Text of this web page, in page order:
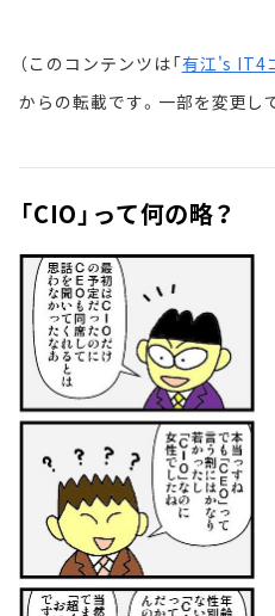
（このコンテンツは「有江's IT4
からの転載です。一部を変更し
「CIO」って何の略？